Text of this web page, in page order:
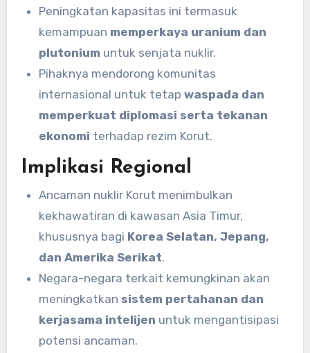
Peningkatan kapasitas ini termasuk
kemampuan memperkaya uranium dan
plutonium untuk senjata nuklir.
Pihaknya mendorong komunitas
internasional untuk tetap waspada dan
memperkuat diplomasi serta tekanan
ekonomi terhadap rezim Korut.
Implikasi Regional
Ancaman nuklir Korut menimbulkan
kekhawatiran di kawasan Asia Timur,
khususnya bagi Korea Selatan, Jepang,
dan Amerika Serikat.
Negara-negara terkait kemungkinan akan
meningkatkan sistem pertahanan dan
kerjasama intelijen untuk mengantisipasi
potensi ancaman.